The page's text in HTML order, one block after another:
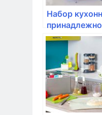
Набор
8шт с
NATURE